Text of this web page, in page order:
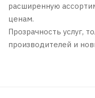
расширенную
ценам.
Прозрачность услуг,
производителей и